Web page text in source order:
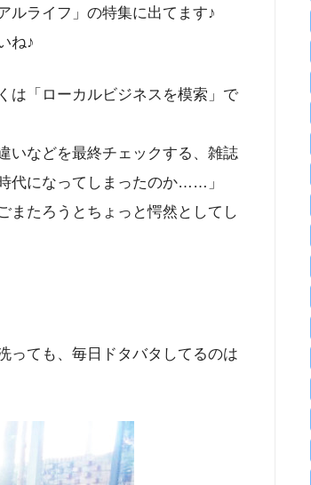
ルライフ」の特集に出てます♪
ね♪
は「ローカルビジネスを模索」で
いなどを最終チェックする、雑誌
代になってしまったのか……」
またろうとちょっと愕然としてし
っても、毎日ドタバタしてるのは